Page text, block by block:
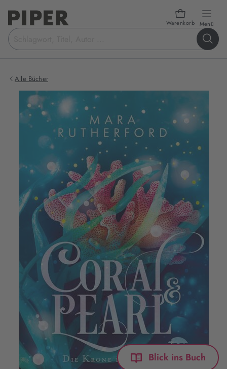
Warenkorb Menü
Suchbegriff
eingeben
Alle Bücher
Blick ins Buch